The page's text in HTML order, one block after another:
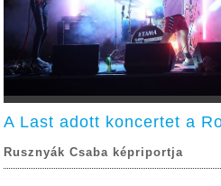
A Last adott koncertet a
Rusznyák Csaba képriportja